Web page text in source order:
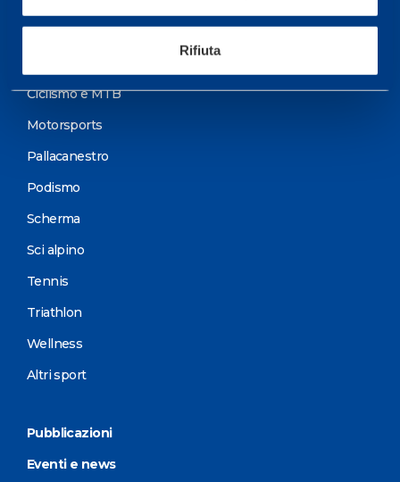
Rifiuta
Sport
Ciclismo e MTB
Motorsports
Pallacanestro
Podismo
Scherma
Sci alpino
Tennis
Triathlon
Wellness
Altri sport
Pubblicazioni
Eventi e news